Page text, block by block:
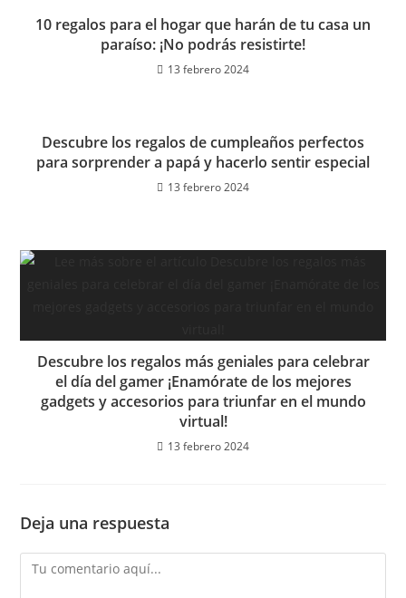
10 regalos para el hogar que harán de tu casa un
paraíso: ¡No podrás resistirte!
13 febrero 2024
Descubre los regalos de cumpleaños perfectos
para sorprender a papá y hacerlo sentir especial
13 febrero 2024
Descubre los regalos más geniales para celebrar
el día del gamer ¡Enamórate de los mejores
gadgets y accesorios para triunfar en el mundo
virtual!
13 febrero 2024
Deja una respuesta